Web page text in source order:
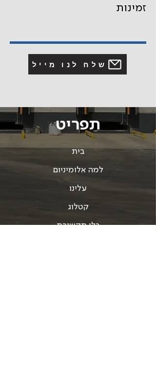
זמינות
שלח לנו מייל
תפריט
בית
למה אלומיניום
עלינו
קטלוג
כלי תקשורת